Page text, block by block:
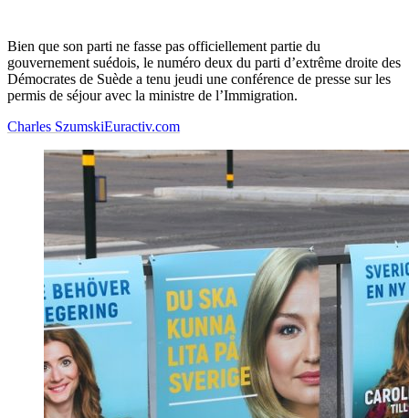
Bien que son parti ne fasse pas officiellement partie du
gouvernement suédois, le numéro deux du parti d’extrême droite des
Démocrates de Suède a tenu jeudi une conférence de presse sur les
permis de séjour avec la ministre de l’Immigration.
Charles SzumskiEuractiv.com